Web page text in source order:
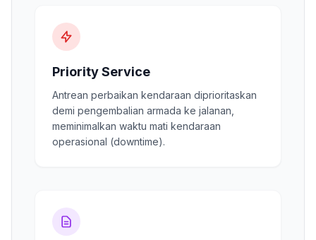
Priority Service
Antrean perbaikan kendaraan diprioritaskan
demi pengembalian armada ke jalanan,
meminimalkan waktu mati kendaraan
operasional (downtime).